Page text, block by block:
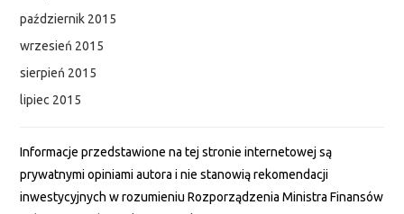
październik 2015
wrzesień 2015
sierpień 2015
lipiec 2015
Informacje przedstawione na tej stronie internetowej są
prywatnymi opiniami autora i nie stanowią rekomendacji
inwestycyjnych w rozumieniu Rozporządzenia Ministra Finansów